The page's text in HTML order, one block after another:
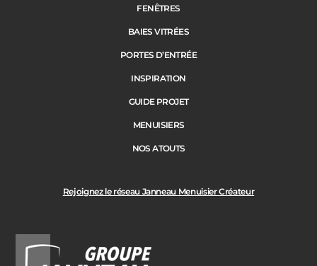
Rejoignez le réseau Janneau Menuisier Créateur
FENÊTRES
BAIES VITRÉES
PORTES D’ENTRÉE
INSPIRATION
GUIDE PROJET
MENUISIERS
NOS ATOUTS